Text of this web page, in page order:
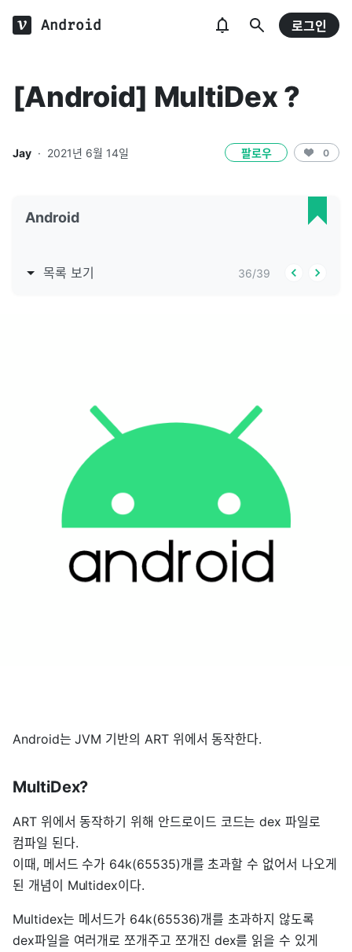
Android 로그인
[Android] MultiDex ?
Jay · 2021년 6월 14일 팔로우 0
Android
목록 보기 36/39
Android는 JVM 기반의 ART 위에서 동작한다.
MultiDex?
ART 위에서 동작하기 위해 안드로이드 코드는 dex 파일로
컴파일 된다.
이때, 메서드 수가 64k(65535)개를 초과할 수 없어서 나오게
된 개념이 Multidex이다.
Multidex는 메서드가 64k(65536)개를 초과하지 않도록
dex파일을 여러개로 쪼개주고 쪼개진 dex를 읽을 수 있게